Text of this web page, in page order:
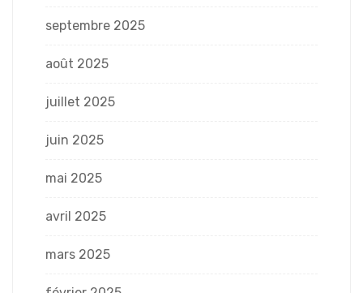
septembre 2025
août 2025
juillet 2025
juin 2025
mai 2025
avril 2025
mars 2025